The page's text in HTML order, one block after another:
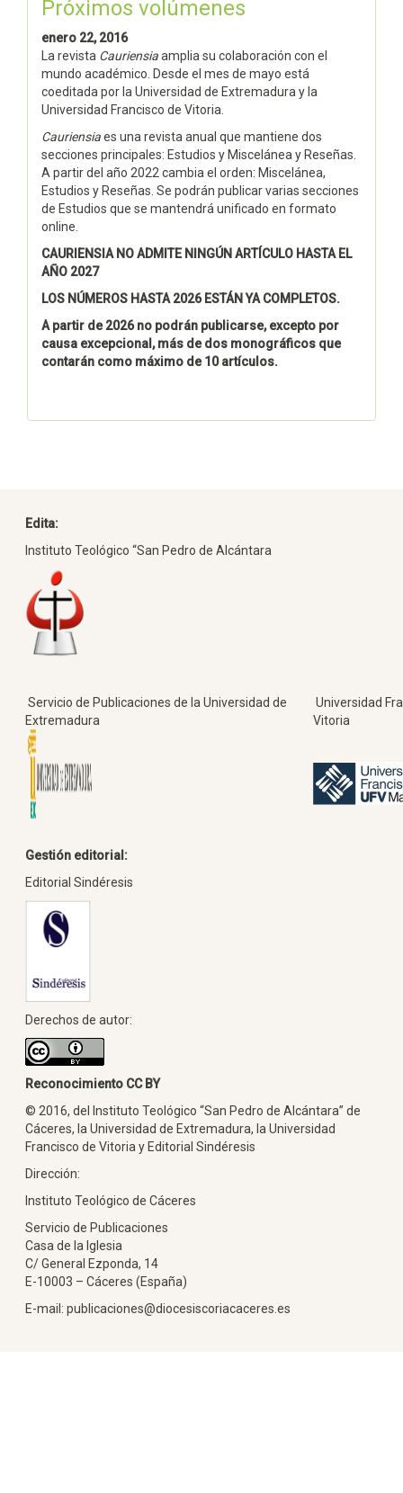
Próximos volúmenes
enero 22, 2016
La revista Cauriensiaamplia su colaboración con el
mundo académico. Desde el mes de mayo está
coeditada por la Universidad de Extremadura y la
Universidad Francisco de Vitoria.
Cauriensiaes una revista anual que mantiene dos
secciones principales: Estudios y Miscelánea y Reseñas.
A partir del año 2022 cambia el orden: Miscelánea,
Estudios y Reseñas. Se podrán publicar varias secciones
de Estudios que se mantendrá unificado en formato
online.
CAURIENSIA NO ADMITE NINGÚN ARTÍCULO HASTA EL
AÑO 2027
LOS NÚMEROS HASTA 2026 ESTÁN YA COMPLETOS.
A partir de 2026 no podrán publicarse, excepto por
causa excepcional, más de dos monográficos que
contarán como máximo de 10 artículos.
Edita:
Instituto Teológico “San Pedro de Alcántara
Servicio de Publicaciones de la Universidad de
Extremadura
Universidad
Vitoria
Gestión editorial:
Editorial Sindéresis
Derechos de autor:
Reconocimiento CC BY
© 2016, del Instituto Teológico “San Pedro de Alcántara” de
Cáceres, la Universidad de Extremadura, la Universidad
Francisco de Vitoria y Editorial Sindéresis
Dirección:
Instituto Teológico de Cáceres
Servicio de Publicaciones
Casa de la Iglesia
C/ General Ezponda, 14
E-10003 – Cáceres (España)
E-mail: publicaciones@diocesiscoriacaceres.es